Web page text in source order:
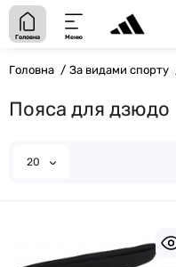
Головна Меню
Головна За видами спорту
Пояса для дзюдо
20